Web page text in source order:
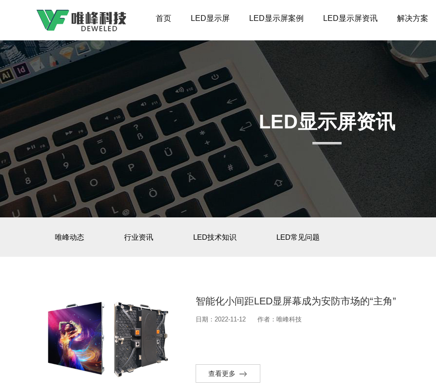
首页 LED显示屏 LED显示屏案例 LED显示屏资讯 解决方案
LED显示屏资讯
唯峰动态 行业资讯 LED技术知识 LED常见问题
智能化小间距LED显屏幕成为安防市场的“主角”
日期：2022-11-12 作者：唯峰科技
查看更多